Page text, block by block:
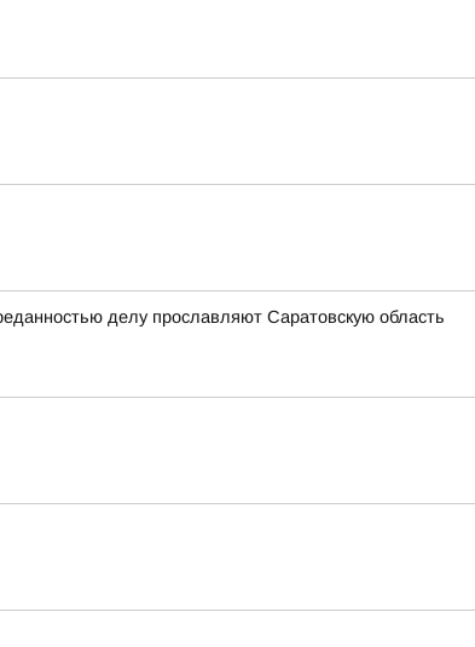
делу прославляют Саратовскую область